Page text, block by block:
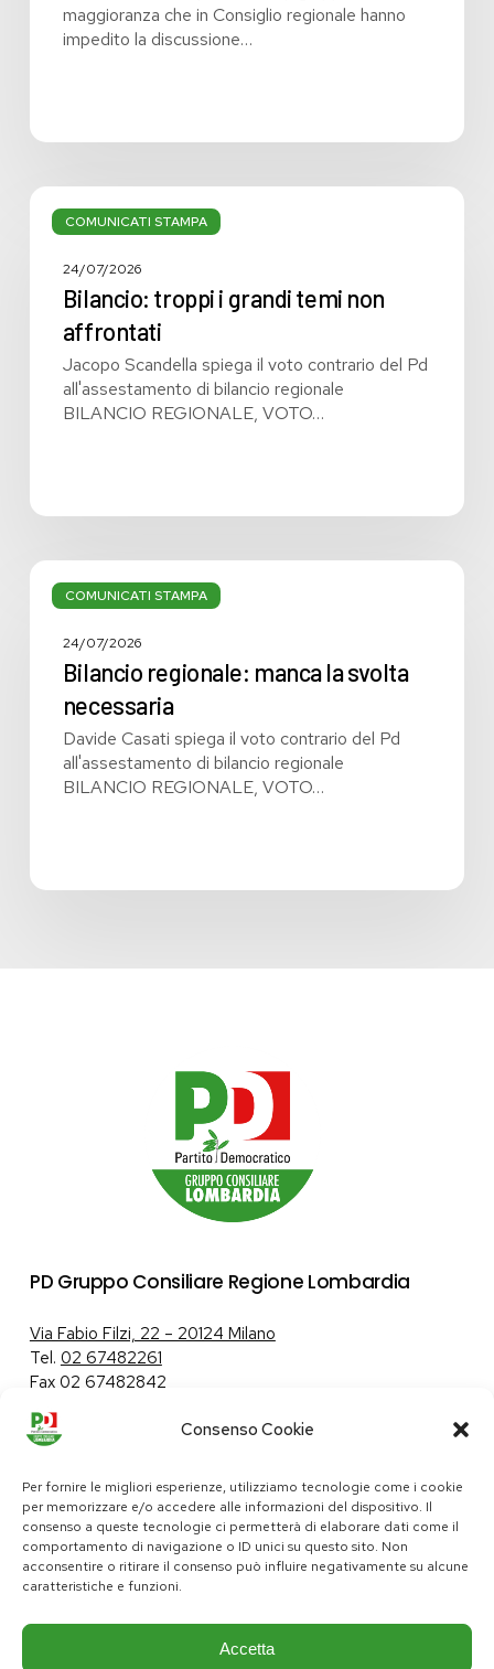
Consenso Cookie
Per fornire le migliori esperienze, utilizziamo tecnologie come i cookie
per memorizzare e/o accedere alle informazioni del dispositivo. Il
consenso a queste tecnologie ci permetterà di elaborare dati come il
comportamento di navigazione o ID unici su questo sito. Non
acconsentire o ritirare il consenso può influire negativamente su alcune
caratteristiche e funzioni.
Accetta
maggioranza che in Consiglio regionale hanno
impedito la discussione…
COMUNICATI STAMPA
Bilancio:
troppi
grandi
affrontati
24/07/2026
Bilancio: troppi i grandi temi non
affrontati
Jacopo Scandella spiega il voto contrario del Pd
all'assestamento di bilancio regionale
BILANCIO REGIONALE, VOTO…
COMUNICATI STAMPA
Bilancio
regionale:
svolta
24/07/2026
Bilancio regionale: manca la svolta
necessaria
Davide Casati spiega il voto contrario del Pd
all'assestamento di bilancio regionale
BILANCIO REGIONALE, VOTO…
PD Gruppo Consiliare Regione Lombardia
Via Fabio Filzi, 22 – 20124 Milano
Tel. 02 67482261
Fax 02 67482842
Tutela dei dati personali|Politica sui cookie
pd@consiglio.regione.lombardia.it
ufficiostampa.pd@consiglio.regione.lombardia.it
Pagine Facebook Gruppo Consiliare PD LombardiaPagina Messenger Gruppo Consiliare PD LombardiaPagina Instagram Gruppo PD LombardiaPagina Youtube Gruppo PD Lombardia